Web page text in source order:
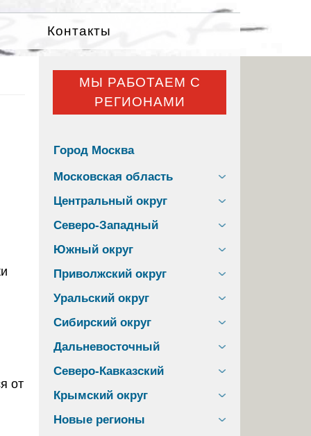
Контакты
от
МЫ РАБОТАЕМ С
РЕГИОНАМИ
Город Москва
Московская область
Центральный округ
Северо-Западный
Южный округ
Приволжский округ
Уральский округ
Сибирский округ
Дальневосточный
Северо-Кавказский
Крымский округ
Новые регионы